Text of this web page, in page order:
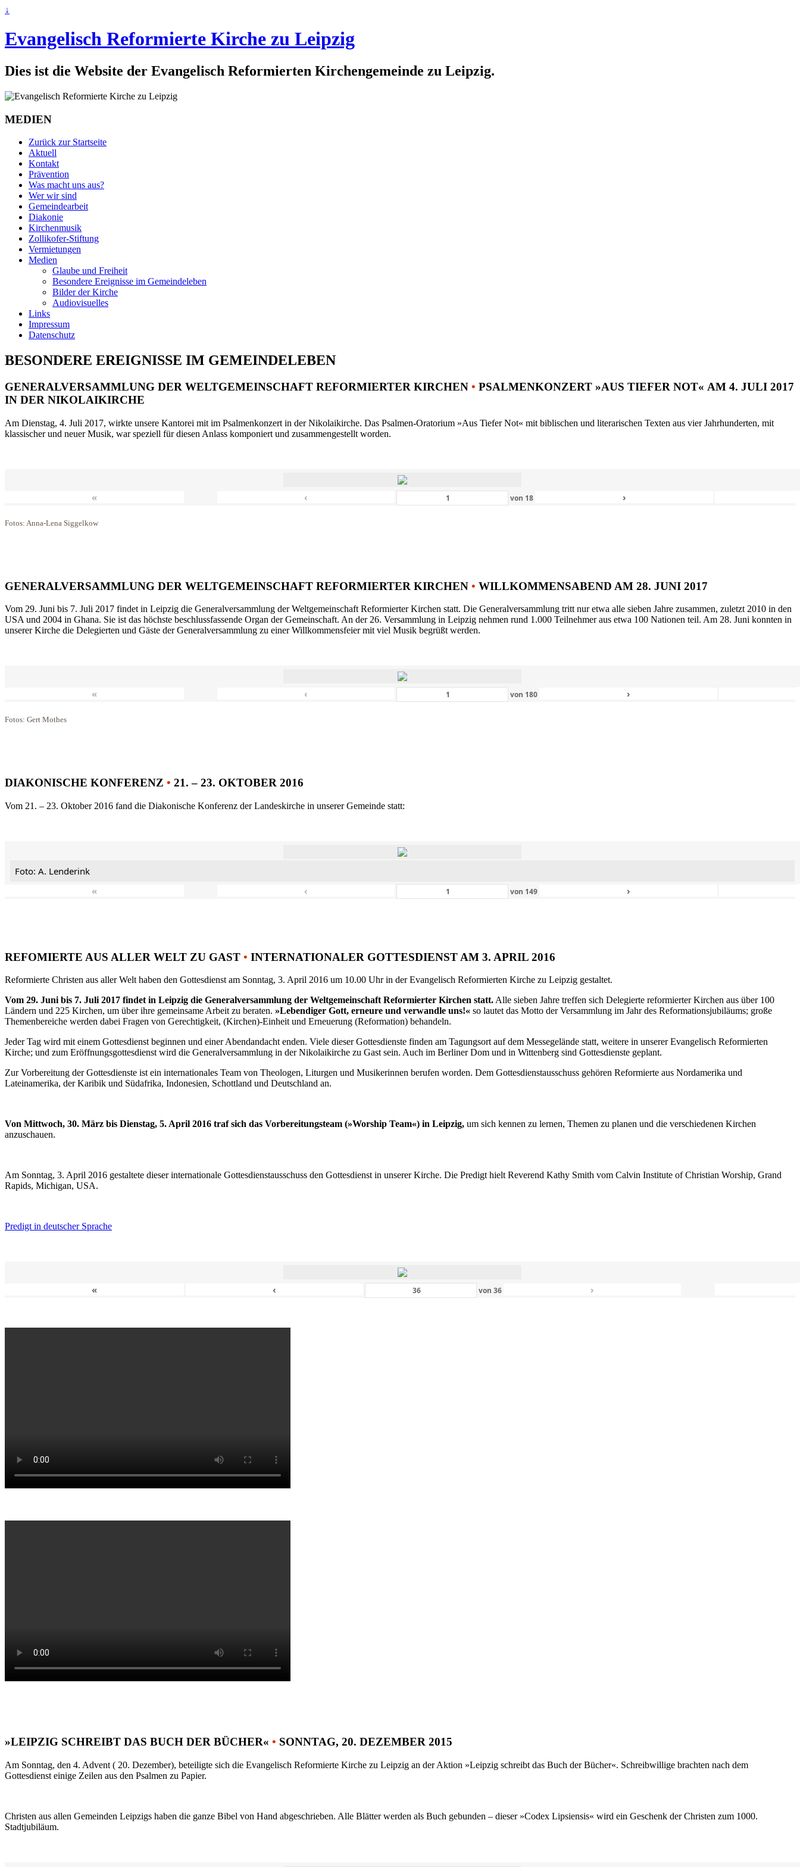
↓
Evangelisch Reformierte Kirche zu Leipzig
Dies ist die Website der Evangelisch Reformierten Kirchengemeinde zu Leipzig.
MEDIEN
Zurück zur Startseite
Aktuell
Kontakt
Prävention
Was macht uns aus?
Wer wir sind
Gemeindearbeit
Diakonie
Kirchenmusik
Zollikofer-Stiftung
Vermietungen
Medien
Glaube und Freiheit
Besondere Ereignisse im Gemeindeleben
Bilder der Kirche
Audiovisuelles
Links
Impressum
Datenschutz
BESONDERE EREIGNISSE IM GEMEINDELEBEN
GENERALVERSAMMLUNG DER WELTGEMEINSCHAFT REFORMIERTER KIRCHEN • PSALMENKONZERT »AUS TIEFER NOT« AM 4. JULI 2017
IN DER NIKOLAIKIRCHE
Am Dienstag, 4. Juli 2017, wirkte unsere Kantorei mit im Psalmenkonzert in der Nikolaikirche. Das Psalmen-Oratorium »Aus Tiefer Not« mit biblischen und literarischen Texten aus vier Jahrhunderten, mit
klassischer und neuer Musik, war speziell für diesen Anlass komponiert und zusammengestellt worden.
« ‹ von 18 ›
Fotos: Anna-Lena Siggelkow
GENERALVERSAMMLUNG DER WELTGEMEINSCHAFT REFORMIERTER KIRCHEN • WILLKOMMENSABEND AM 28. JUNI 2017
Vom 29. Juni bis 7. Juli 2017 findet in Leipzig die Generalversammlung der Weltgemeinschaft Reformierter Kirchen statt. Die Generalversammlung tritt nur etwa alle sieben Jahre zusammen, zuletzt 2010 in den
USA und 2004 in Ghana. Sie ist das höchste beschlussfassende Organ der Gemeinschaft. An der 26. Versammlung in Leipzig nehmen rund 1.000 Teilnehmer aus etwa 100 Nationen teil. Am 28. Juni konnten in
unserer Kirche die Delegierten und Gäste der Generalversammlung zu einer Willkommensfeier mit viel Musik begrüßt werden.
« ‹ von 180 ›
Fotos: Gert Mothes
DIAKONISCHE KONFERENZ • 21. – 23. OKTOBER 2016
Vom 21. – 23. Oktober 2016 fand die Diakonische Konferenz der Landeskirche in unserer Gemeinde statt:
Foto: A. Lenderink
«
‹ von 149 ›
REFOMIERTE AUS ALLER WELT ZU GAST • INTERNATIONALER GOTTESDIENST AM 3. APRIL 2016
Reformierte Christen aus aller Welt haben den Gottesdienst am Sonntag, 3. April 2016 um 10.00 Uhr in der Evangelisch Reformierten Kirche zu Leipzig gestaltet.
Vom 29. Juni bis 7. Juli 2017 findet in Leipzig die Generalversammlung der Weltgemeinschaft Reformierter Kirchen statt.Alle sieben Jahre treffen sich Delegierte reformierter Kirchen aus über 100
Ländern und 225 Kirchen, um über ihre gemeinsame Arbeit zu beraten. »Lebendiger Gott, erneure und verwandle uns!« so lautet das Motto der Versammlung im Jahr des Reformationsjubiläums; große
Themenbereiche werden dabei Fragen von Gerechtigkeit, (Kirchen)-Einheit und Erneuerung (Reformation) behandeln.
Jeder Tag wird mit einem Gottesdienst beginnen und einer Abendandacht enden. Viele dieser Gottesdienste finden am Tagungsort auf dem Messegelände statt, weitere in unserer Evangelisch Reformierten
Kirche; und zum Eröffnungsgottesdienst wird die Generalversammlung in der Nikolaikirche zu Gast sein. Auch im Berliner Dom und in Wittenberg sind Gottesdienste geplant.
Zur Vorbereitung der Gottesdienste ist ein internationales Team von Theologen, Liturgen und Musikerinnen berufen worden. Dem Gottesdienstausschuss gehören Reformierte aus Nordamerika und
Lateinamerika, der Karibik und Südafrika, Indonesien, Schottland und Deutschland an.
Von Mittwoch, 30. März bis Dienstag, 5. April 2016 traf sich das Vorbereitungsteam (»Worship Team«) in Leipzig, um sich kennen zu lernen, Themen zu planen und die verschiedenen Kirchen
anzuschauen.
Am Sonntag, 3. April 2016 gestaltete dieser internationale Gottesdienstausschuss den Gottesdienst in unserer Kirche. Die Predigt hielt Reverend Kathy Smith vom Calvin Institute of Christian Worship, Grand
Rapids, Michigan, USA.
Predigt in deutscher Sprache
« ‹ von36 ›
»LEIPZIG SCHREIBT DAS BUCH DER BÜCHER« • SONNTAG, 20. DEZEMBER 2015
Am Sonntag, den 4. Advent ( 20. Dezember), beteiligte sich die Evangelisch Reformierte Kirche zu Leipzig an der Aktion »Leipzig schreibt das Buch der Bücher«. Schreibwillige brachten nach dem
Gottesdienst einige Zeilen aus den Psalmen zu Papier.
Christen aus allen Gemeinden Leipzigs haben die ganze Bibel von Hand abgeschrieben. Alle Blätter werden als Buch gebunden – dieser »Codex Lipsiensis« wird ein Geschenk der Christen zum 1000.
Stadtjubiläum.